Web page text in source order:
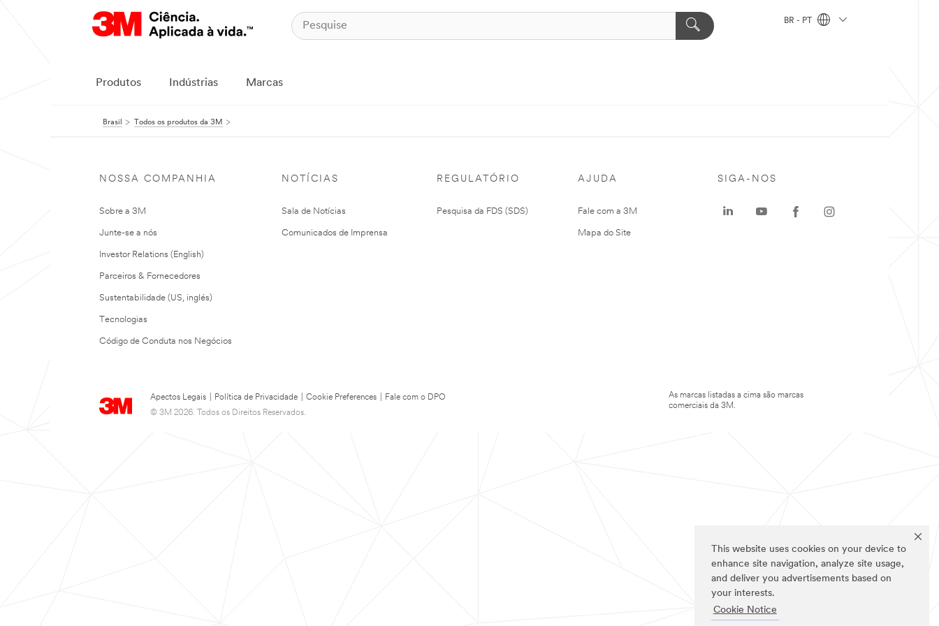
This website uses cookies on your device to
enhance site navigation, analyze site usage,
and deliver you advertisements based on
your interests.
Cookie Notice
BR - PT
Produtos Indústrias Marcas
Brasil Todos os produtos da 3M
NOSSA COMPANHIA
Sobre a 3M
Junte-se a nós
Investor Relations (English)
Parceiros & Fornecedores
Sustentabilidade (US, inglés)
Tecnologias
Código de Conduta nos Negócios
NOTÍCIAS
Sala de Notícias
Comunicados de Imprensa
REGULATÓRIO
Pesquisa da FDS (SDS)
AJUDA
Fale com a 3M
Mapa do Site
Apectos Legais Política de Privacidade Cookie Preferences
Fale com o DPO
© 3M 2026. Todos os Direitos Reservados.
SIGA-NOS
As marcas listadas a cima são marcas
comerciais da 3M.